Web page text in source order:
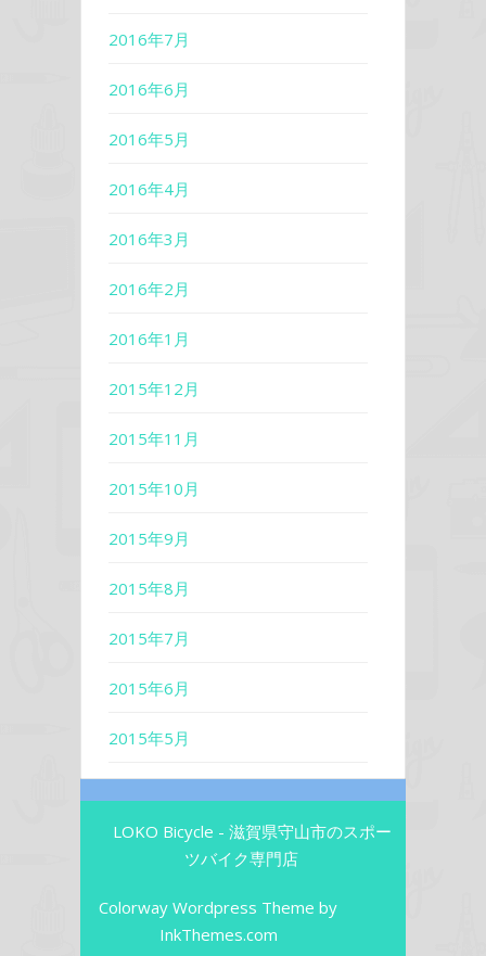
2016年7月
2016年6月
2016年5月
2016年4月
2016年3月
2016年2月
2016年1月
2015年12月
2015年11月
2015年10月
2015年9月
2015年8月
2015年7月
2015年6月
2015年5月
LOKO Bicycle - 滋賀県守山市のスポー
ツバイク専門店
Colorway Wordpress Theme by
InkThemes.com